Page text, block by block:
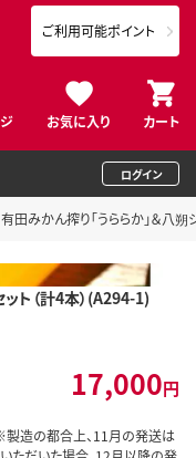
お気に入り カート
ご利用可能ポイント
ログイン
有田みかん搾り「うららか」＆八朔
ト（計4本）(A294-1)
17,000円
製造の都合上、11月の発送は